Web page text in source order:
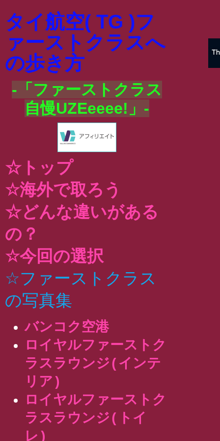
タイ航空( TG )フ
ァーストクラスへ
の歩き方
-「ファーストクラス
自慢UZEeeee!」-
☆トップ
☆海外で取ろう
☆どんな違いがある
の？
☆今回の選択
☆ファーストクラス
の写真集
バンコク空港
ロイヤルファーストク
ラスラウンジ(インテ
リア)
ロイヤルファーストク
ラスラウンジ(トイ
レ)